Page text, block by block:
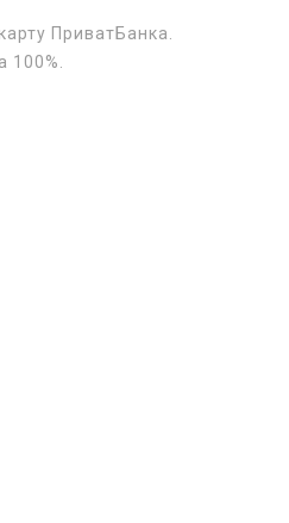
ПриватБанка.
100%.